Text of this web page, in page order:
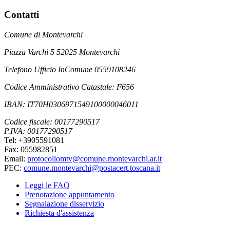
Contatti
Comune di Montevarchi
Piazza Varchi 5 52025 Montevarchi
Telefono Ufficio InComune 0559108246
Codice Amministrativo Catastale: F656
IBAN: IT70H0306971549100000046011
Codice fiscale: 00177290517
P.IVA: 00177290517
Tel: +3905591081
Fax: 055982851
Email: protocollomtv@comune.montevarchi.ar.it
PEC: comune.montevarchi@postacert.toscana.it
Leggi le FAQ
Prenotazione appuntamento
Segnalazione disservizio
Richiesta d'assistenza